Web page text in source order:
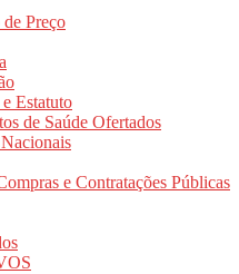
Preço
Estatuto
de Saúde Ofertados
e Contratações Públicas